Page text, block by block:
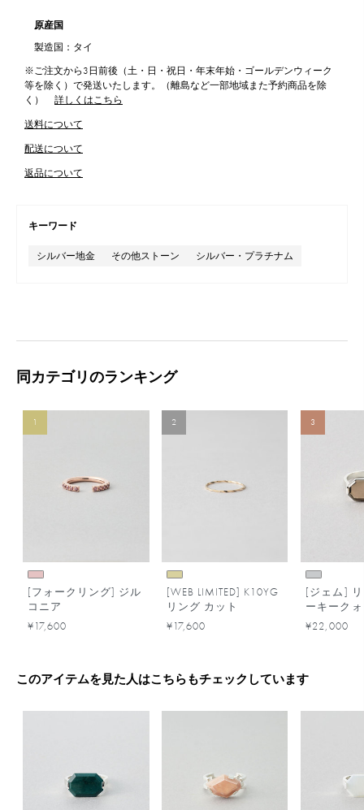
原産国
製造国：タイ
※ご注文から3日前後（土・日・祝日・年末年始・ゴールデンウィーク
等を除く）で発送いたします。（離島など一部地域また予約商品を除
く）
詳しくはこちら
送料について
配送について
返品について
キーワード
シルバー地金 その他ストーン シルバー・プラチナム
同カテゴリのランキング
1
[フォークリング] ジル
コニア
¥17,600
2
[WEB LIMITED] K10YG
リング カット
¥17,600
3
[ジェム]
ーキーク
¥22,000
このアイテムを見た人はこちらもチェックしています